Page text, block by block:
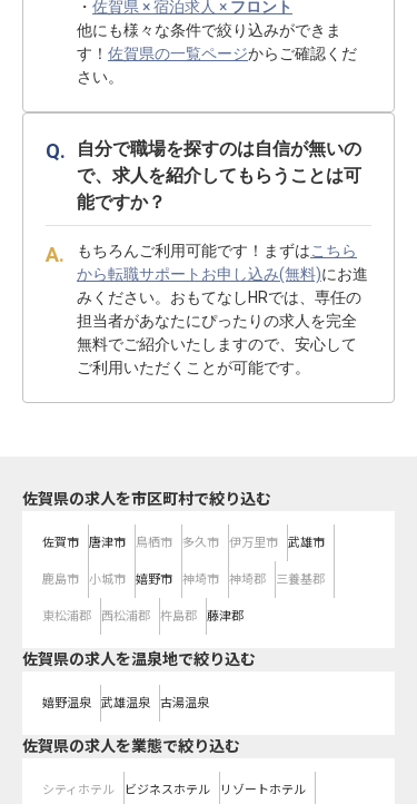
・ 佐賀県 × 宿泊求人 × フロント
他にも様々な条件で絞り込みができま
す！ 佐賀県の一覧ページからご確認くだ
さい。
自分で職場を探すのは自信が無いの
で、求人を紹介してもらうことは可
能ですか？
もちろんご利用可能です！まずはこちら
から転職サポートお申し込み(無料)にお進
みください。おもてなしHRでは、専任の
担当者があなたにぴったりの求人を完全
無料でご紹介いたしますので、安心して
ご利用いただくことが可能です。
佐賀県の求人を市区町村で絞り込む
佐賀市 唐津市 鳥栖市 多久市 伊万里市 武雄市
鹿島市 小城市 嬉野市 神埼市 神埼郡 三養基郡
東松浦郡 西松浦郡 杵島郡 藤津郡
佐賀県の求人を温泉地で絞り込む
嬉野温泉 武雄温泉 古湯温泉
佐賀県の求人を業態で絞り込む
シティホテル ビジネスホテル リゾートホテル